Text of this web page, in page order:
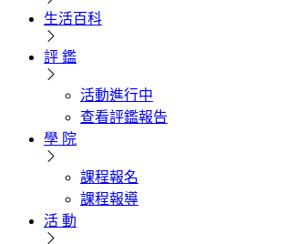
生活百科
評 鑑
活動進行中
查看評鑑報告
學 院
課程報名
課程報導
活 動